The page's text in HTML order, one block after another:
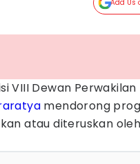
Add Us
VIII Dewan Perwakilan
mendorong
atau diteruskan oleh